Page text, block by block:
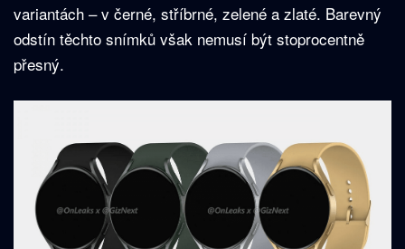
variantách – v černé, stříbrné, zelené a zlaté. Barevný
odstín těchto snímků však nemusí být stoprocentně
přesný.